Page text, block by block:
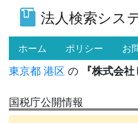
法人検索シス
ホーム (current)
ポリシー お
東京都 港区 の 『株式会社
国税庁公開情報